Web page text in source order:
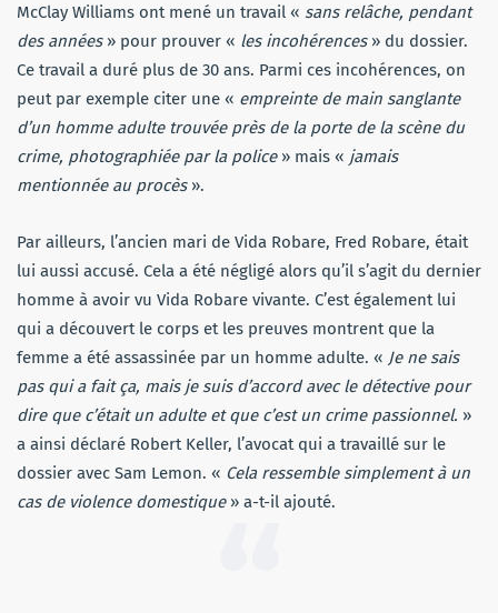
McClay Williams ont mené un travail « sans relâche, pendant
des années» pour prouver « les incohérences» du dossier.
Ce travail a duré plus de 30 ans. Parmi ces incohérences, on
peut par exemple citer une « empreinte de main sanglante
d’un homme adulte trouvée près de la porte de la scène du
crime, photographiée par la police» mais « jamais
mentionnée au procès».
Par ailleurs, l’ancien mari de Vida Robare, Fred Robare, était
lui aussi accusé. Cela a été négligé alors qu’il s’agit du dernier
homme à avoir vu Vida Robare vivante. C’est également lui
qui a découvert le corps et les preuves montrent que la
femme a été assassinée par un homme adulte. « Je ne sais
pas qui a fait ça, mais je suis d’accord avec le détective pour
dire que c’était un adulte et que c’est un crime passionnel. »
a ainsi déclaré Robert Keller, l’avocat qui a travaillé sur le
dossier avec Sam Lemon. « Cela ressemble simplement à un
cas de violence domestique» a-t-il ajouté.